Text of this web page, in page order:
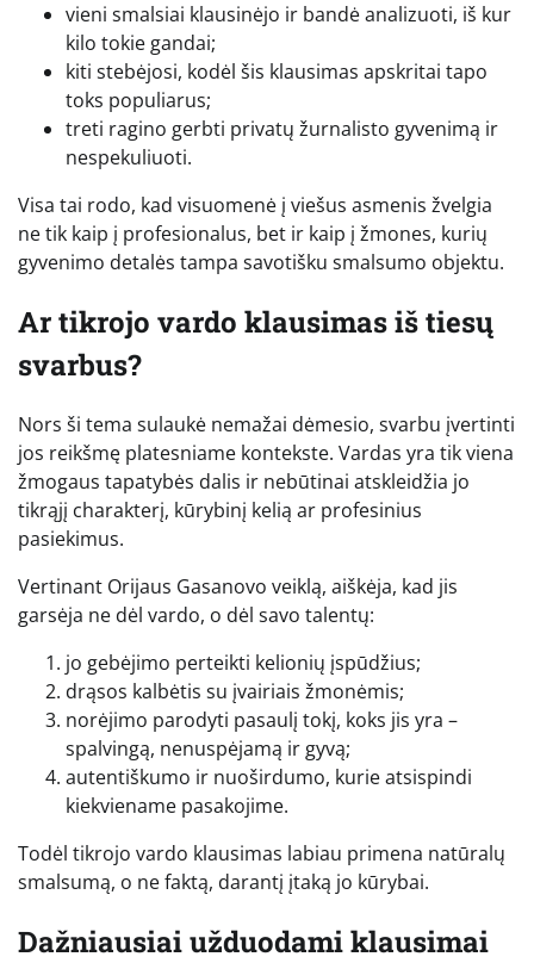
vieni smalsiai klausinėjo ir bandė analizuoti, iš kur
kilo tokie gandai;
kiti stebėjosi, kodėl šis klausimas apskritai tapo
toks populiarus;
treti ragino gerbti privatų žurnalisto gyvenimą ir
nespekuliuoti.
Visa tai rodo, kad visuomenė į viešus asmenis žvelgia
ne tik kaip į profesionalus, bet ir kaip į žmones, kurių
gyvenimo detalės tampa savotišku smalsumo objektu.
Ar tikrojo vardo klausimas iš tiesų
svarbus?
Nors ši tema sulaukė nemažai dėmesio, svarbu įvertinti
jos reikšmę platesniame kontekste. Vardas yra tik viena
žmogaus tapatybės dalis ir nebūtinai atskleidžia jo
tikrąjį charakterį, kūrybinį kelią ar profesinius
pasiekimus.
Vertinant Orijaus Gasanovo veiklą, aiškėja, kad jis
garsėja ne dėl vardo, o dėl savo talentų:
jo gebėjimo perteikti kelionių įspūdžius;
drąsos kalbėtis su įvairiais žmonėmis;
norėjimo parodyti pasaulį tokį, koks jis yra –
spalvingą, nenuspėjamą ir gyvą;
autentiškumo ir nuoširdumo, kurie atsispindi
kiekviename pasakojime.
Todėl tikrojo vardo klausimas labiau primena natūralų
smalsumą, o ne faktą, darantį įtaką jo kūrybai.
Dažniausiai užduodami klausimai